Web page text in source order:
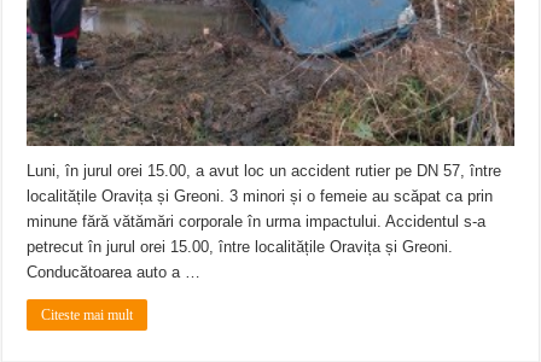
Luni, în jurul orei 15.00, a avut loc un accident rutier pe DN 57, între
localitățile Oravița și Greoni. 3 minori și o femeie au scăpat ca prin
minune fără vătămări corporale în urma impactului. Accidentul s-a
petrecut în jurul orei 15.00, între localitățile Oravița și Greoni.
Conducătoarea auto a …
Citeste mai mult